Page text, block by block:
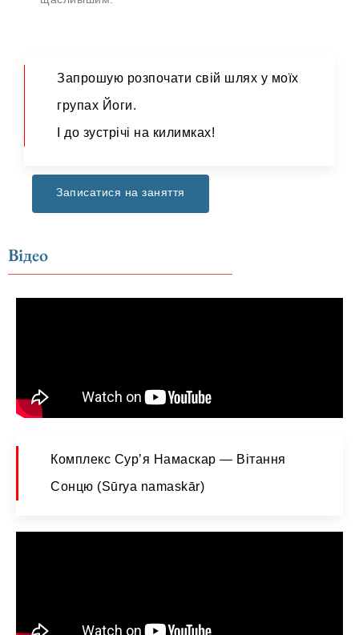
Запрошую розпочати свій шлях у моїх
групах Йоги.
І до зустрічі на килимках!
Записатися на заняття
Відео
Комплекс Сурʼя Намаскар — Вітання
Сонцю (Sūrya namaskār)